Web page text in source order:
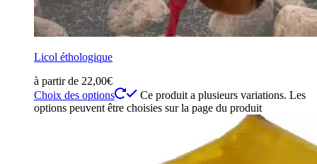
Licol éthologique
à partir de 22,00€
Choix des options
Ce produit a plusieurs variations. Les
options peuvent être choisies sur la page du produit